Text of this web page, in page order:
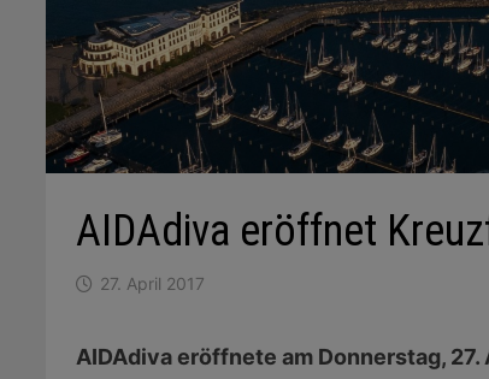
AIDAdiva eröffnet
27. April 2017
AIDAdiva eröffnete am Donnerstag,